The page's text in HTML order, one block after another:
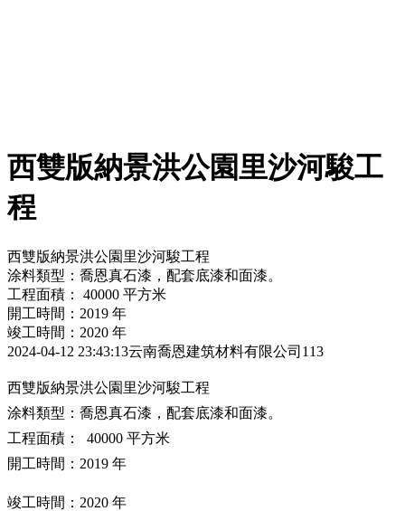
西雙版納景洪公園里沙河駿工
程
西雙版納景洪公園里沙河駿工程
涂料類型：喬恩真石漆，配套底漆和面漆。
工程面積： 40000 平方米
開工時間：2019 年
竣工時間：2020 年
2024-04-12 23:43:13云南喬恩建筑材料有限公司 113
西雙版納景洪公園里沙河駿工程
涂料類型：喬恩真石漆，配套底漆和面漆。
工程面積： 40000 平方米
開工時間：2019 年
竣工時間：2020 年